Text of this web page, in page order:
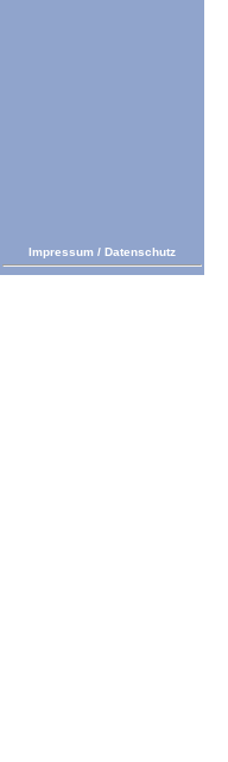
Impressum / Datenschutz